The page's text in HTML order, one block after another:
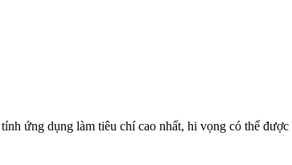
ứng dụng làm tiêu chí cao nhất, hi vọng có thể